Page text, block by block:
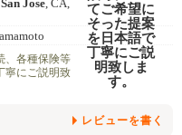
San Jose, CA,
、各種保険等
寧にご説明致
レビューを書く